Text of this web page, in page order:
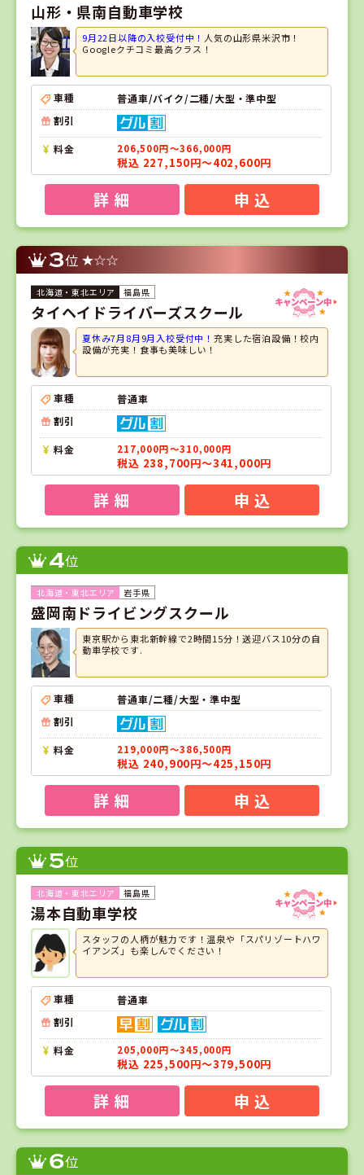
山形・県南自動車学校
9月22日以降の入校受付中！ 人気の山形県米沢市！
Googleクチコミ最高クラス！
車種
普通車/バイク/二種/大型・準中型
割引
料金 206,500円～366,000円
税込 227,150円～402,600円
詳 細 申 込
3位
福島県
タイヘイドライバーズスクール
夏休み7月8月9月入校受付中！充実した宿泊設備！校内
設備が充実！食事も美味しい！
車種
普通車
割引
料金 217,000円～310,000円
税込 238,700円～341,000円
詳 細 申 込
4位
岩手県
盛岡南ドライビングスクール
東京駅から東北新幹線で2時間15分！送迎バス10分の自
動車学校です.
車種
普通車/二種/大型・準中型
割引
料金 219,000円～386,500円
税込 240,900円～425,150円
詳 細 申 込
5位
福島県
湯本自動車学校
スタッフの人柄が魅力です！温泉や「スパリゾートハワ
イアンズ」も楽しんでください！
車種
普通車
割引
料金 205,000円～345,000円
税込 225,500円～379,500円
詳 細 申 込
6位